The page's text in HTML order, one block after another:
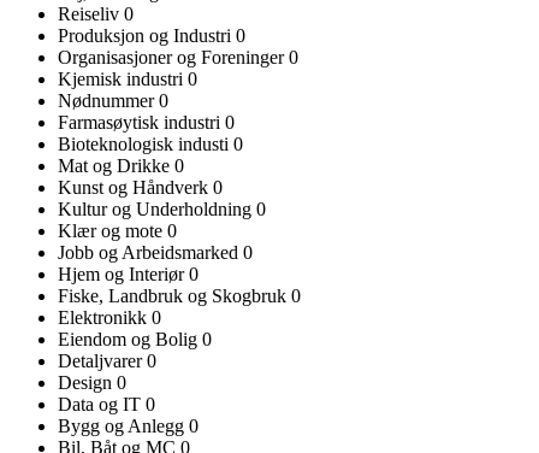
Reiseliv 0
Produksjon og Industri 0
Organisasjoner og Foreninger0
Kjemisk industri 0
Nødnummer0
Farmasøytisk industri 0
Bioteknologisk industi 0
Mat og Drikke 0
Kunst og Håndverk 0
Kultur og Underholdning 0
Klær og mote 0
Jobb og Arbeidsmarked 0
Hjem og Interiør0
Fiske, Landbruk og Skogbruk 0
Elektronikk 0
Eiendom og Bolig 0
Detaljvarer0
Design 0
Data og IT 0
Bygg og Anlegg 0
Bil, Båt og MC 0